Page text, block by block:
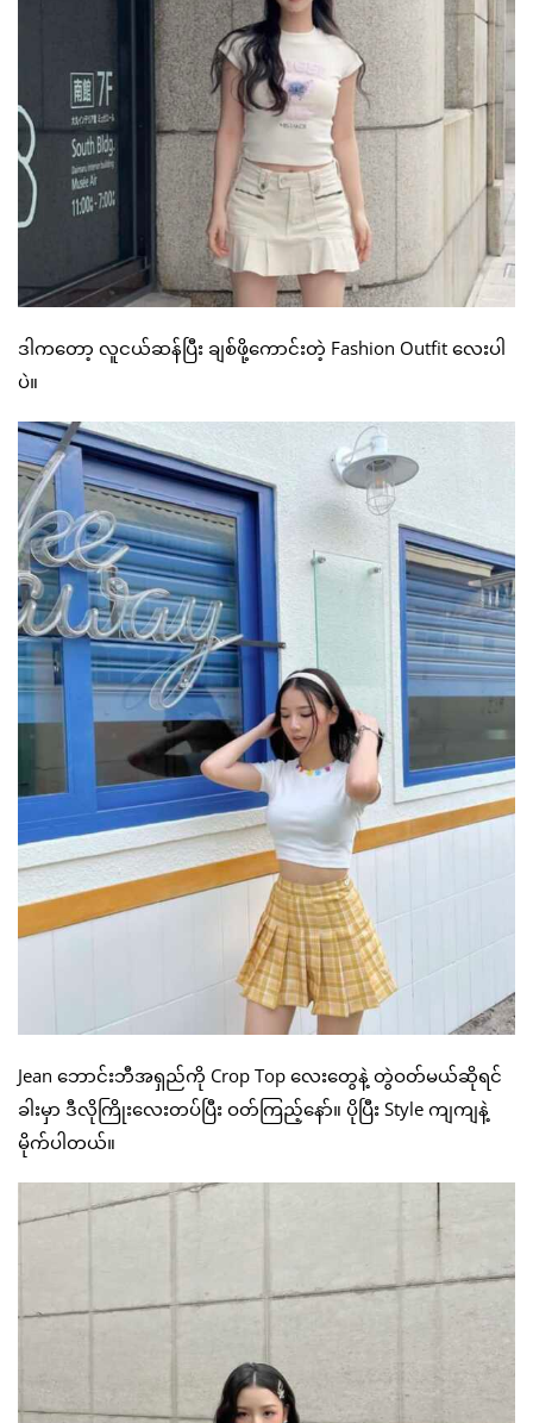
ဒါကတော့ လူငယ်ဆန်ပြီး ချစ်ဖို့ကောင်းတဲ့ Fashion Outfit လေးပါ
ပဲ။
Jean ဘောင်းဘီအရှည်ကို Crop Top လေးတွေနဲ့ တွဲဝတ်မယ်ဆိုရင်
ခါးမှာ ဒီလိုကြိုးလေးတပ်ပြီး ဝတ်ကြည့်နော်။ ပိုပြီး Style ကျကျနဲ့
မိုက်ပါတယ်။